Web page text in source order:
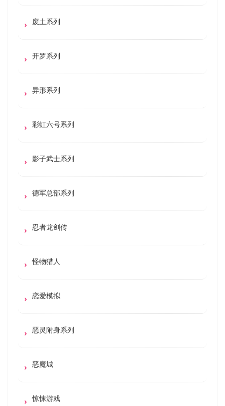
废土系列
开罗系列
异形系列
彩虹六号系列
影子武士系列
德军总部系列
忍者龙剑传
怪物猎人
恋爱模拟
恶灵附身系列
恶魔城
惊悚游戏